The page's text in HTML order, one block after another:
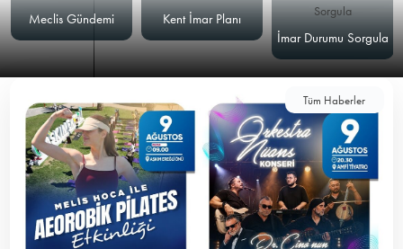
Meclis Gündemi
Kent İmar Planı
İmar Durumu Sorgula
Tüm Haberler